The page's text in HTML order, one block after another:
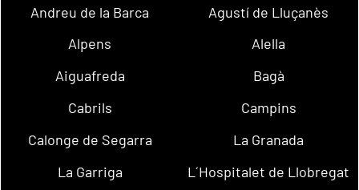
Andreu de la Barca
Agustí de Lluçanès
Alpens
Alella
Aiguafreda
Bagà
Cabrils
Campins
Calonge de Segarra
La Granada
La Garriga
L´Hospitalet de Llobregat